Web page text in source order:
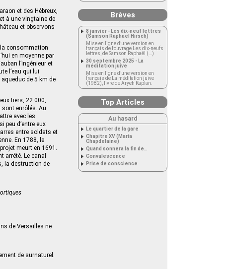
et des Hébreux,
à une vingtaine de
et observons
consommation
en moyenne par
l’ingénieur et
l’eau qui lui
de 5 km de
tiers, 22 000,
sont enrôlés. Au
avec les
peu d’entre eux
entre soldats et
En 1788, le
meurt en 1691.
arrêté. Le canal
la destruction de
de Versailles ne
de surnaturel.
Brèves
8 janvier - Les dix-neuf lettres
(Samson Raphaël Hirsch)
Mise en ligne d’une version en
français de l’ouvrage Les dix-neufs
lettres, de Samson Raphaël (…)
30 septembre 2025 - La
méditation juive
Mise en ligne d’une version en
français de La méditation juive
(1982), livre de Aryeh Kaplan.
Top Articles
Au hasard
Le quartier de la gare
Chapitre XV (Maria
Chapdelaine)
Quand sonnera la fin de…
Convalescence
Prise de conscience